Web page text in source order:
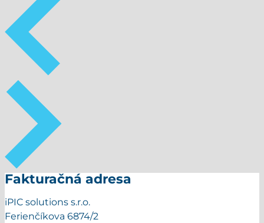
Fakturačná adresa
iPIC solutions s.r.o.
Ferienčíkova 6874/2